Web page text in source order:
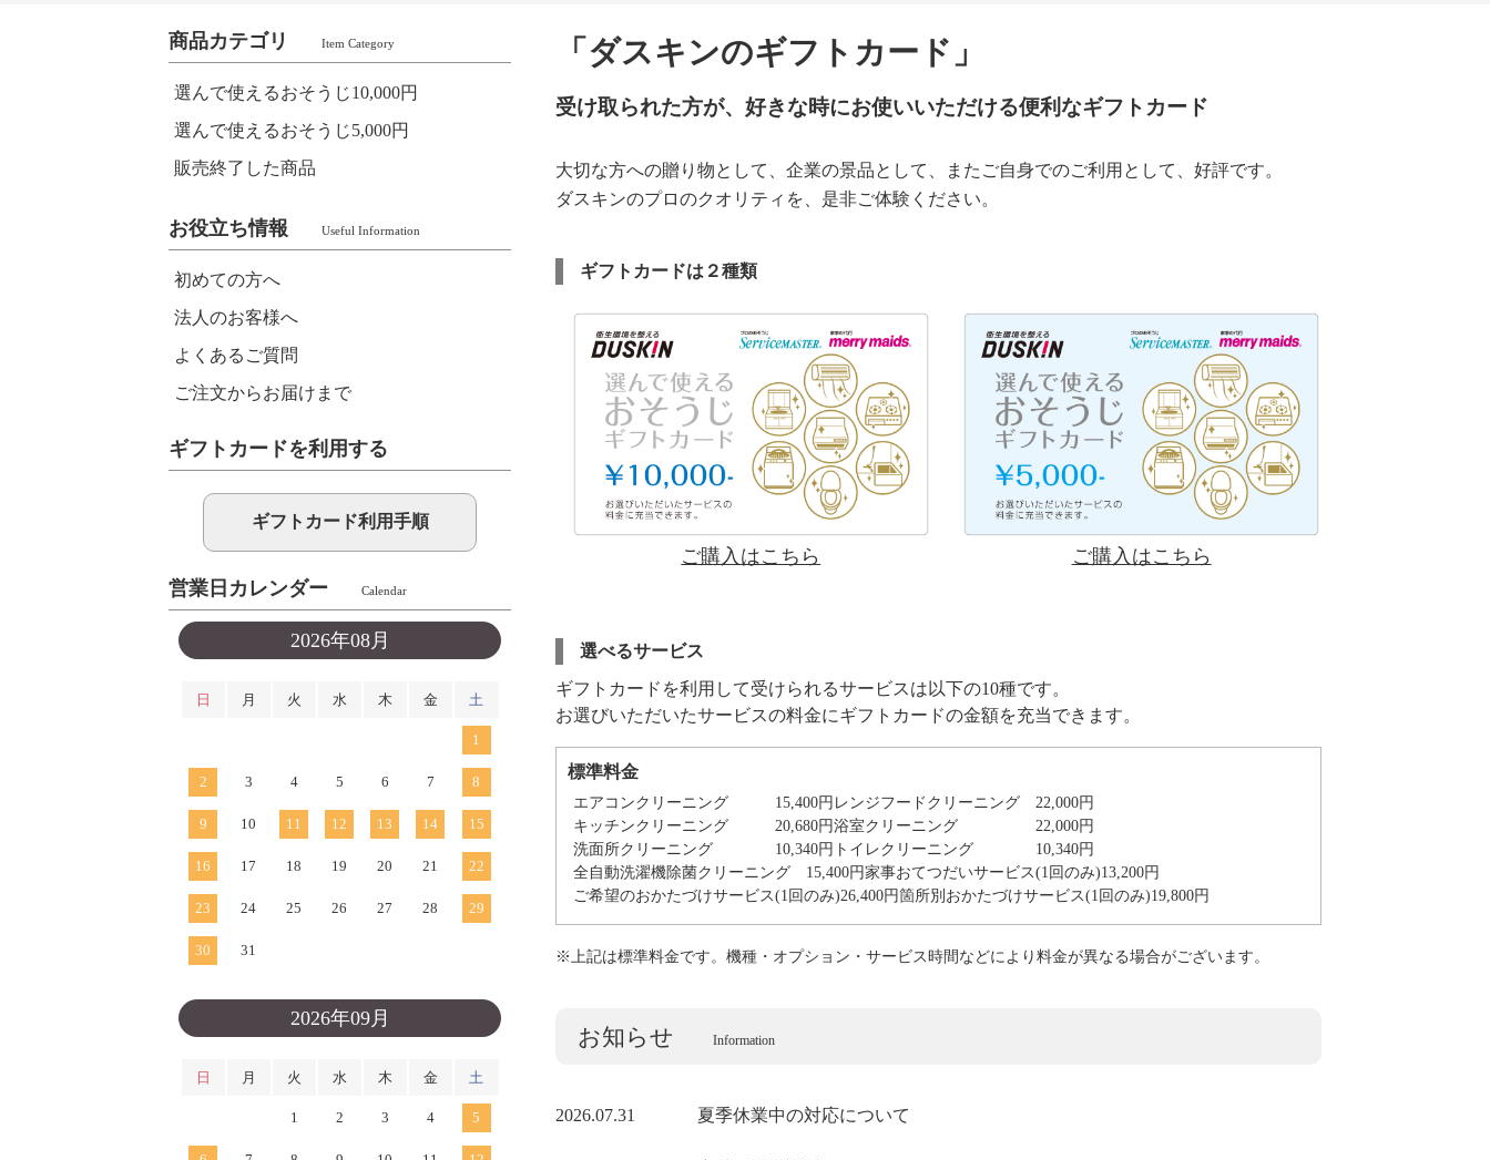
「ダスキンのギフトカード」
受け取られた方が、好きな時にお使いいただける便利なギフトカード
大切な方への贈り物として、企業の景品として、またご自身でのご利用として、好評です。
ダスキンのプロのクオリティを、是非ご体験ください。
ギフトカードは２種類
ご購入はこちら ご購入はこちら
選べるサービス
ギフトカードを利用して受けられるサービスは以下の10種です。
お選びいただいたサービスの料金にギフトカードの金額を充当できます。
標準料金
エアコンクリーニング 15,400円 レンジフードクリーニング 22,000円
キッチンクリーニング 20,680円浴室クリーニング 22,000円
洗面所クリーニング 10,340円 トイレクリーニング 10,340円
全自動洗濯機除菌クリーニング 15,400円家事おてつだいサービス(1回のみ)13,200円
ご希望のおかたづけサービス(1回のみ)26,400円箇所別おかたづけサービス(1回のみ)19,800円
※上記は標準料金です。機種・オプション・サービス時間などにより料金が異なる場合がございます。
お知らせ Information
2026.07.31 夏季休業中の対応について
商品カテゴリ Item Category
選んで使えるおそうじ10,000円
選んで使えるおそうじ5,000円
販売終了した商品
お役立ち情報 Useful Information
初めての方へ
法人のお客様へ
よくあるご質問
ご注文からお届けまで
ギフトカードを利用する
ギフトカード利用手順
営業日カレンダー Calendar
2026年08月
日 月 火 水 木 金 土
1
2 3 4 5 6 7 8
9 10 11 12 13 14 15
16 17 18 19 20 21 22
23 24 25 26 27 28 29
30 31
2026年09月
日 月 火 水 木 金 土
1 2 3 4 5